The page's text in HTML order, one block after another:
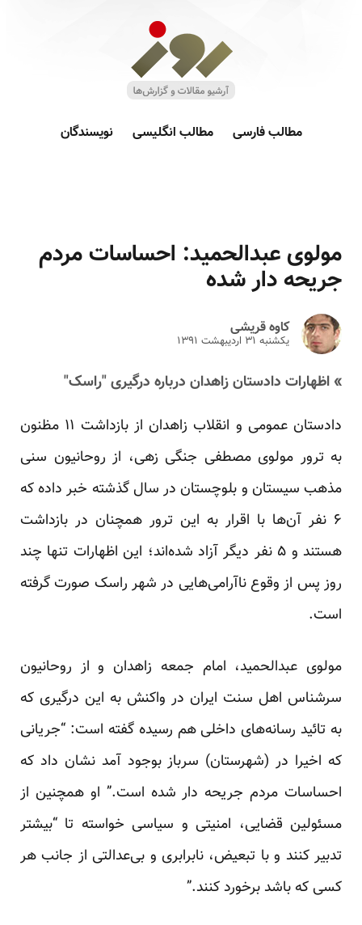
مطالب فارسی مطالب انگلیسی نویسندگان
مولوی عبدالحمید: احساسات مردم
جریحه دار شده
کاوه قریشی
یکشنبه ۳۱ ارديبهشت ۱۳۹۱
» اظهارات دادستان زاهدان درباره درگیری "راسک"
دادستان عمومی و انقلاب زاهدان از بازداشت ۱۱ مظنون
به ترور مولوی مصطفی جنگی زهی، از روحانیون سنی
مذهب سیستان و بلوچستان در سال گذشته خبر داده که
۶ نفر آن‌ها با اقرار به این ترور همچنان در بازداشت
هستند و ۵ نفر دیگر آزاد شده‌اند؛ این اظهارات تنها چند
روز پس از وقوع نا‌آرامی‌هایی در شهر راسک صورت گرفته
است.
مولوی عبدالحمید، امام جمعه زاهدان و از روحانیون
سر‌شناس اهل سنت ایران در واکنش به این درگیری که
به تائید رسانه‌های داخلی هم رسیده گفته است: “جریانی
که اخیرا در (شهرستان) سرباز بوجود آمد نشان داد که
احساسات مردم جریحه دار شده است.” او همچنین از
مسئولین قضایی، امنیتی و سیاسی خواسته تا “بیشتر
تدبیر کنند و با تبعیض، نابرابری و بی‌عدالتی از جانب هر
کسی که باشد برخورد کنند.”